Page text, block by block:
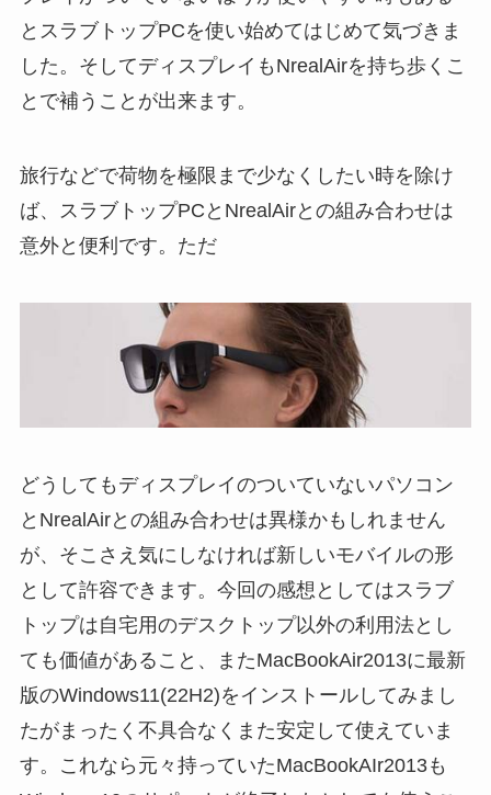
とスラブトップPCを使い始めてはじめて気づきま
した。そしてディスプレイもNrealAirを持ち歩くこ
とで補うことが出来ます。
旅行などで荷物を極限まで少なくしたい時を除け
ば、スラブトップPCとNrealAirとの組み合わせは
意外と便利です。ただ
どうしてもディスプレイのついていないパソコン
とNrealAirとの組み合わせは異様かもしれません
が、そこさえ気にしなければ新しいモバイルの形
として許容できます。今回の感想としてはスラブ
トップは自宅用のデスクトップ以外の利用法とし
ても価値があること、またMacBookAir2013に最新
版のWindows11(22H2)をインストールしてみまし
たがまったく不具合なくまた安定して使えていま
す。これなら元々持っていたMacBookAIr2013も